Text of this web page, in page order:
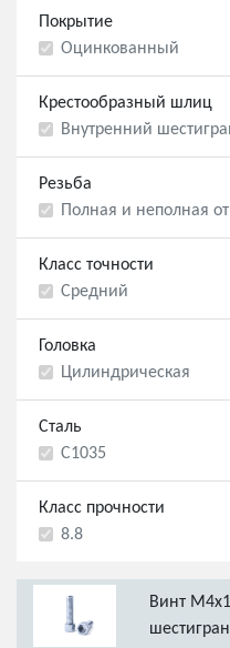
Покрытие
Оцинкованный
Крестообразный шлиц
Внутренний
Резьба
Полная и неполная
Класс точности
Средний
Головка
Цилиндрическая
Сталь
С1035
Класс прочности
8.8
Винт